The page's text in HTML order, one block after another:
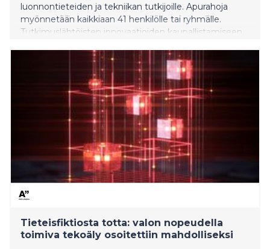
luonnontieteiden ja tekniikan tutkijoille. Apurahoja
myönnetään kaikkiaan 41 henkilölle tai ryhmälle.
Tutkimuslähtöisten innovaatioiden kaupallistamiseen
Tieteisfiktiosta totta: valon nopeudella
toimiva tekoäly osoitettiin mahdolliseksi